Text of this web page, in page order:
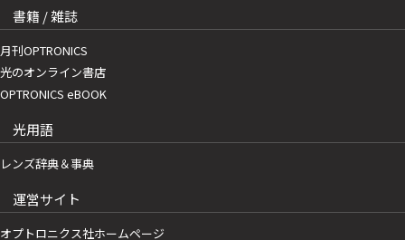
書籍 / 雑誌
月刊OPTRONICS
光のオンライン書店
OPTRONICS eBOOK
光用語
レンズ辞典＆事典
運営サイト
オプトロニクス社ホームページ